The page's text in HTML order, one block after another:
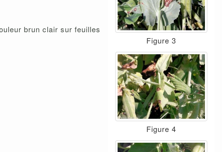
brun clair sur feuilles
Figure 3
Figure 4